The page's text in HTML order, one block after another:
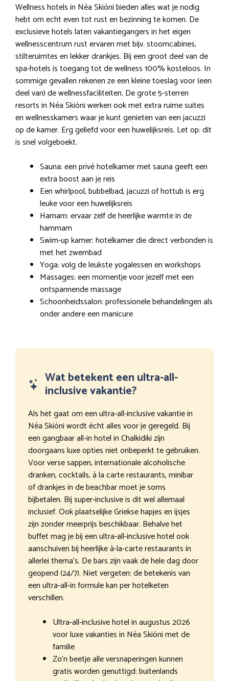
Wellness hotels in Néa Skióni bieden alles wat je nodig
hebt om echt even tot rust en bezinning te komen. De
exclusieve hotels laten vakantiegangers in het eigen
wellnesscentrum rust ervaren met bijv. stoomcabines,
stilteruimtes en lekker drankjes. Bij een groot deel van de
spa-hotels is toegang tot de wellness 100% kosteloos. In
sommige gevallen rekenen ze een kleine toeslag voor (een
deel van) de wellnessfaciliteiten. De grote 5-sterren
resorts in Néa Skióni werken ook met extra ruime suites
en wellnesskamers waar je kunt genieten van een jacuzzi
op de kamer. Erg geliefd voor een huwelijksreis. Let op: dit
is snel volgeboekt.
Sauna: een privé hotelkamer met sauna geeft een
extra boost aan je reis
Een whirlpool, bubbelbad, jacuzzi of hottub is erg
leuke voor een huwelijksreis
Hamam: ervaar zelf de heerlijke warmte in de
hammam
Swim-up kamer: hotelkamer die direct verbonden is
met het zwembad
Yoga: volg de leukste yogalessen en workshops
Massages: een momentje voor jezelf met een
ontspannende massage
Schoonheidssalon: professionele behandelingen als
onder andere een manicure
Wat betekent een ultra-all-
inclusive vakantie?
Als het gaat om een ultra-all-inclusive vakantie in
Néa Skióni wordt écht alles voor je geregeld. Bij
een gangbaar all-in hotel in Chalkidiki zijn
doorgaans luxe opties niet onbeperkt te gebruiken.
Voor verse sappen, internationale alcoholische
dranken, cocktails, à la carte restaurants, minibar
of drankjes in de beachbar moet je soms
bijbetalen. Bij super-inclusive is dit wel allemaal
inclusief. Ook plaatselijke Griekse hapjes en ijsjes
zijn zonder meerprijs beschikbaar. Behalve het
buffet mag je bij een ultra-all-inclusive hotel ook
aanschuiven bij heerlijke à-la-carte restaurants in
allerlei thema’s. De bars zijn vaak de hele dag door
geopend (24/7). Niet vergeten: de betekenis van
een ultra-all-in formule kan per hotelketen
verschillen.
Ultra-all-inclusive hotel in augustus 2026
voor luxe vakanties in Néa Skióni met de
familie
Zo’n beetje alle versnaperingen kunnen
gratis worden genuttigd: buitenlands